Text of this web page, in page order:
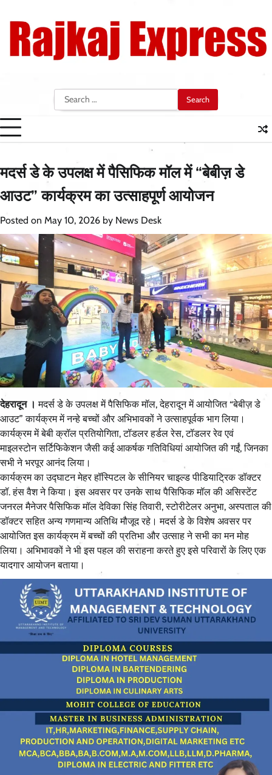
content
Search
for:
मदर्स डे के उपलक्ष में पैसिफिक मॉल में “बेबीज़ डे
आउट” कार्यक्रम का उत्साहपूर्ण आयोजन
Posted on May 10, 2026 by News Desk
देहरादून । मदर्स डे के उपलक्ष में पैसिफिक मॉल, देहरादून में आयोजित “बेबीज़ डे
आउट” कार्यक्रम में नन्हे बच्चों और अभिभावकों ने उत्साहपूर्वक भाग लिया।
कार्यक्रम में बेबी क्रॉल प्रतियोगिता, टॉडलर हर्डल रेस, टॉडलर रेव एवं
माइलस्टोन सर्टिफिकेशन जैसी कई आकर्षक गतिविधियां आयोजित की गईं, जिनका
सभी ने भरपूर आनंद लिया।
कार्यक्रम का उद्घाटन मेहर हॉस्पिटल के सीनियर चाइल्ड पीडियाट्रिक डॉक्टर
डॉ. हंस वैश ने किया। इस अवसर पर उनके साथ पैसिफिक मॉल की असिस्टेंट
जनरल मैनेजर पैसिफिक मॉल देविका सिंह तिवारी, स्टोरीटेलर अनुभा, अस्पताल की
डॉक्टर सहित अन्य गणमान्य अतिथि मौजूद रहे। मदर्स डे के विशेष अवसर पर
आयोजित इस कार्यक्रम में बच्चों की प्रतिभा और उत्साह ने सभी का मन मोह
लिया। अभिभावकों ने भी इस पहल की सराहना करते हुए इसे परिवारों के लिए एक
यादगार आयोजन बताया।